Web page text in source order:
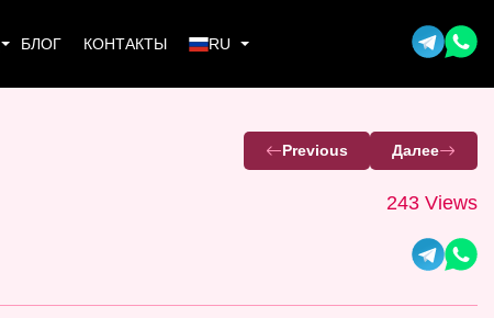
БЛОГ КОНТАКТЫ RU
Previous Далее
243 Views